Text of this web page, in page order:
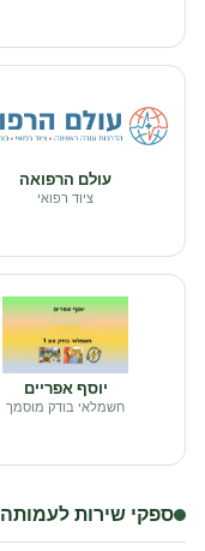
עולם הרפואה
ציוד רפואי
יוסף אפריים
חשמלאי בודק מוסמך
ספקי שירות לעמותה